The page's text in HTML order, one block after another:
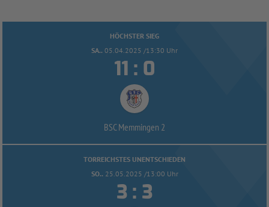
HÖCHSTER SIEG
SA.. 05.04.2025 /13:30 Uhr
 : 
BSC Memmingen 2
TORREICHSTES UNENTSCHIEDEN
SO.. 25.05.2025 /13:00 Uhr
 : 